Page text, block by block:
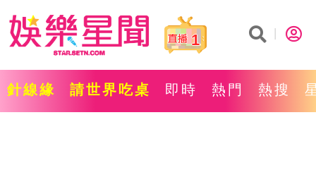
1
針線緣 請世界吃桌 即時 熱門 熱搜